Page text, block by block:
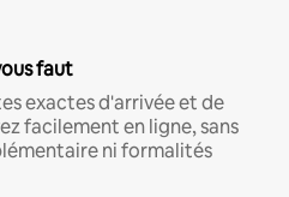
faut
exactes d'arrivée et de
facilement en ligne, sans
ni formalités